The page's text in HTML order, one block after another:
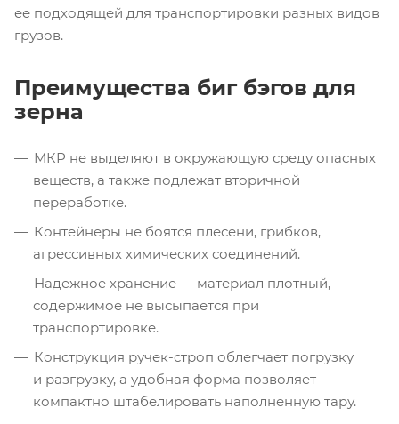
ее подходящей для транспортировки разных видов
грузов.
Преимущества биг бэгов для
зерна
МКР не выделяют в окружающую среду опасных
веществ, а также подлежат вторичной
переработке.
Контейнеры не боятся плесени, грибков,
агрессивных химических соединений.
Надежное хранение — материал плотный,
содержимое не высыпается при
транспортировке.
Конструкция ручек-строп облегчает погрузку
и разгрузку, а удобная форма позволяет
компактно штабелировать наполненную тару.